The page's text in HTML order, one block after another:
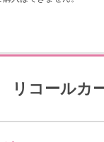
リコールカ